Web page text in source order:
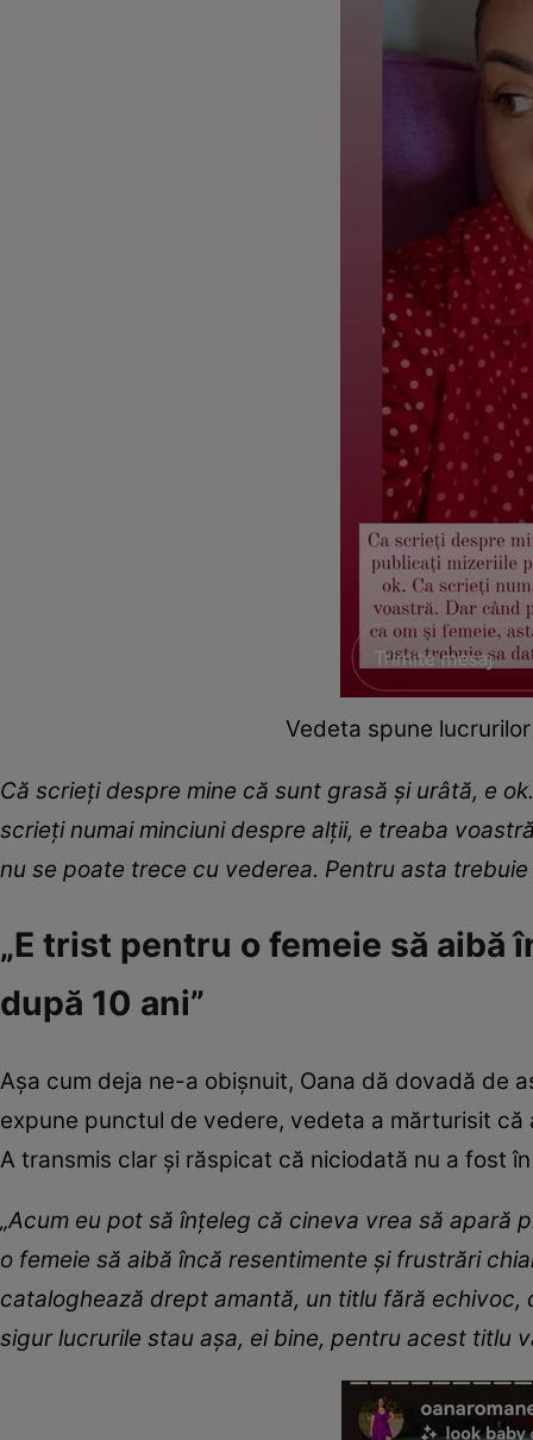
Vedeta spune
Că scrieți despre mine că sunt grasă și urâtă, e
scrieți numai minciuni despre alții, e treaba
nu se poate trece cu vederea. Pentru asta
„E trist pentru o femeie să
după 10 ani”
Așa cum deja ne-a obișnuit, Oana dă dovadă de
expune punctul de vedere, vedeta a mărturisit
A transmis clar și răspicat că niciodată nu a fost
„Acum eu pot să înțeleg că cineva vrea să apară
o femeie să aibă încă resentimente și frustrări
cataloghează drept amantă, un titlu fără
sigur lucrurile stau așa, ei bine, pentru acest titlu